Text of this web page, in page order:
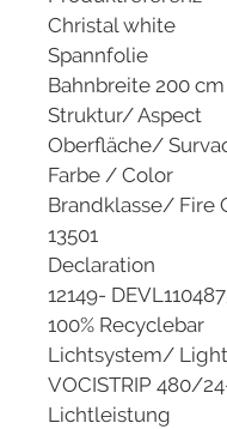
Christal white
Spannfolie
Bahnbreite 200
Struktur/
Oberfläche/
Farbe /
Brandklasse/
13501
12149-
100% Recyclebar
Lichtsystem/
VOCISTRIP 480/